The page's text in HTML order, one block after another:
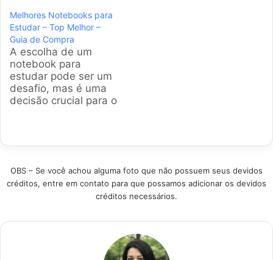
análise completa para
te ajudar a escolher a
máquina perfeita, que
aguente o tranco das
aulas e trabalhos
acadêmicos.
Produtos em
Destaque Como
Melhores Notebooks para
Estudar – Top Melhor –
Guia de Compra
A escolha de um
notebook para
estudar pode ser um
desafio, mas é uma
decisão crucial para o
apresentar as
disponíveis no
mercado brasileiro,
facilitando a busca
ideal para suas
OBS – Se você achou alguma foto que não possuem seus devidos
créditos, entre em contato para que possamos adicionar os devidos
créditos necessários.